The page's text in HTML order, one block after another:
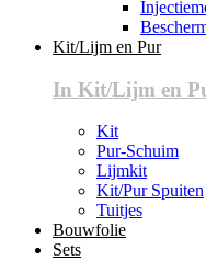
Kit/Lijm en Pur
In Kit/Lijm en
Kit
Pur-Schuim
Lijmkit
Kit/Pur Spuiten
Tuitjes
Bouwfolie
Sets